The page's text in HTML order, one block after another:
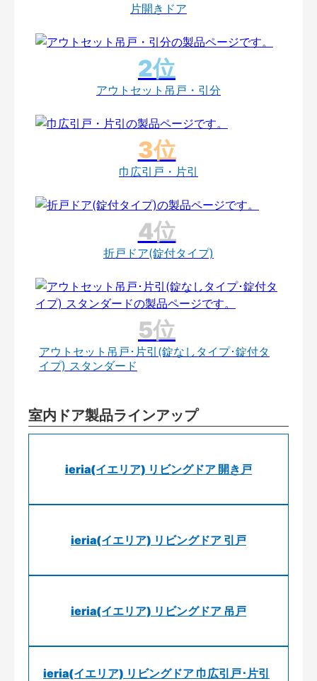
片開きドア
アウトセット吊戸・引分
巾広引戸・片引
折戸ドア(錠付タイプ)
アウトセット吊戸･片引(錠なしタイプ･錠付タ
イプ) スタンダード
室内ドア製品ラインアップ
ieria(イエリア) リビングドア 開き戸
ieria(イエリア) リビングドア 引戸
ieria(イエリア) リビングドア 吊戸
ieria(イエリア) リビングドア 巾広引戸･片引